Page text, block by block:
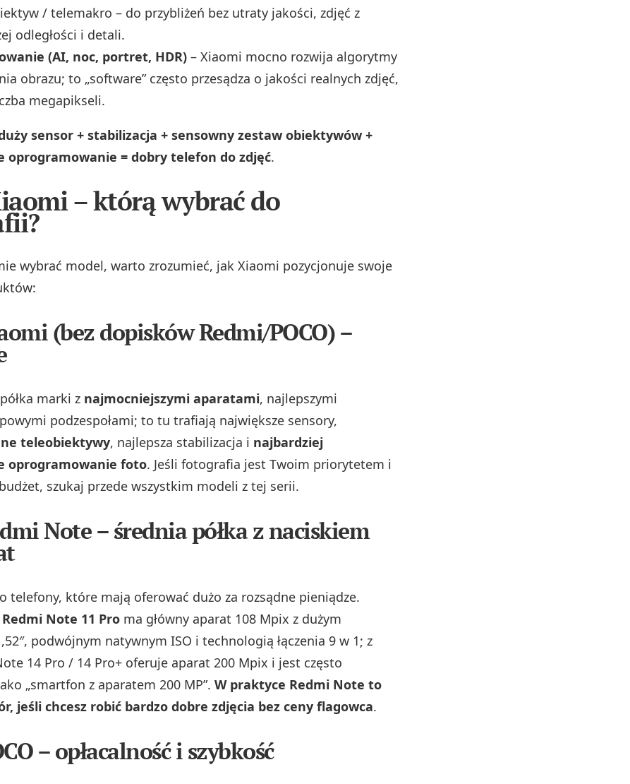
/ telemakro – do przybliżeń bez utraty jakości, zdjęć z
odległości i detali.
(AI, noc, portret, HDR) – Xiaomi mocno rozwija algorytmy
obrazu; to „software” często przesądza o jakości realnych zdjęć,
megapikseli.
sensor + stabilizacja + sensowny zestaw obiektywów +
oprogramowanie = dobry telefon do zdjęć.
– którą wybrać do
wybrać model, warto zrozumieć, jak Xiaomi pozycjonuje swoje
(bez dopisków Redmi/POCO) –
marki z najmocniejszymi aparatami, najlepszymi
podzespołami; to tu trafiają największe sensory,
teleobiektywy, najlepsza stabilizacja i najbardziej
oprogramowanie foto. Jeśli fotografia jest Twoim priorytetem i
szukaj przede wszystkim modeli z tej serii.
Note – średnia półka z naciskiem
telefony, które mają oferować dużo za rozsądne pieniądze.
Redmi Note 11 Pro ma główny aparat 108 Mpix z dużym
podwójnym natywnym ISO i technologią łączenia 9 w 1; z
14 Pro / 14 Pro+ oferuje aparat 200 Mpix i jest często
„smartfon z aparatem 200 MP”. W praktyce Redmi Note to
jeśli chcesz robić bardzo dobre zdjęcia bez ceny flagowca.
– opłacalność i szybkość